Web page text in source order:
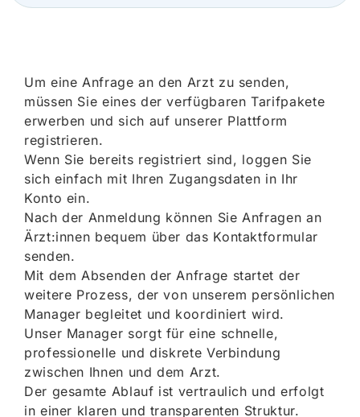
Um eine Anfrage an den Arzt zu senden,
müssen Sie eines der verfügbaren Tarifpakete
erwerben und sich auf unserer Plattform
registrieren.
Wenn Sie bereits registriert sind, loggen Sie
sich einfach mit Ihren Zugangsdaten in Ihr
Konto ein.
Nach der Anmeldung können Sie Anfragen an
Ärzt:innen bequem über das Kontaktformular
senden.
Mit dem Absenden der Anfrage startet der
weitere Prozess, der von unserem persönlichen
Manager begleitet und koordiniert wird.
Unser Manager sorgt für eine schnelle,
professionelle und diskrete Verbindung
zwischen Ihnen und dem Arzt.
Der gesamte Ablauf ist vertraulich und erfolgt
in einer klaren und transparenten Struktur.